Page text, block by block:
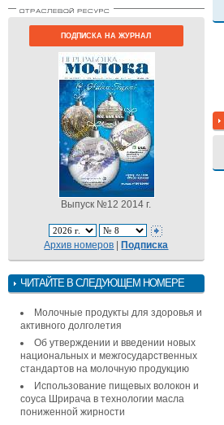
ПОДПИСКА НА ЖУРНАЛ
Выпуск №12 2014 г.
Архив номеров |Подписка
ЧИТАЙТЕ В СЛЕДУЮЩЕМ НОМЕРЕ
Молочные продукты для здоровья и
активного долголетия
Об утверждении и введении новых
национальных и межгосударственных
стандартов на молочную продукцию
Использование пищевых волокон и
соуса Шрирача в технологии масла
пониженной жирности